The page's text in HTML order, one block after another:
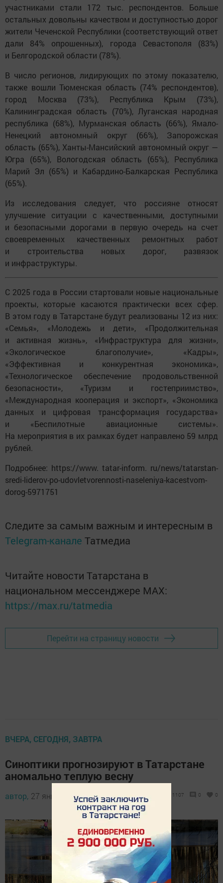
участниками стали 172 тыс. респондентов. Больше
остальных довольны качеством и доступностью дорог
жители Чеченской Республики (соответствующий ответ
дали 84% опрошенных), города Севастополя (83%)
и Белгородской области (78%).
В число регионов, лидирующих по этому показателю,
также вошли Тюменская область (74% респондентов),
город Москва (73%), Республика Крым (73%),
Калининградская область (70%), Луганская народная
республика (68%), Мурманская область (66%), Ямало-
Ненецкий автономный округ (66%), Запорожская
область (65%), Ханты-Мансийский автономный округ —
Югра (65%), Вологодская область (65%), Республика
Марий Эл (65%) и Кабардино-Балкарская Республика
(65%).
Из исследования следует, что россияне относят
улучшение ситуации с качественными, доступными
и безопасными дорогами в первую очередь на счет
своевременных качественных ремонтных работ
и строительства новых дорог, развязок
и инфраструктуры.
С 2025 года в России стартовали новые национальные
проекты, которые касаются практически всех сфер.
В этом году в Татарстане будут реализованы 12 из них:
«Семья», «Молодежь и дети», «Продолжительная
и активная жизнь», «Инфраструктура для жизни»,
«Экологическое благополучие», «Кадры»,
«Эффективная и конкурентная экономика»,
«Технологическое обеспечение продовольственной
безопасности», «Туризм и гостеприимство»,
«Международная кооперация и экспорт», «Экономика
данных и цифровая трансформация государства»
и «Беспилотные авиационные системы».
На мероприятия в их рамках будет направлено 59 млрд
рублей.
Подробнее: https://www. tatar-inform. ru/news/tatarstan-
sredi-liderov-po-udovletvorennosti-naseleniya-kacestvom-
dorog-5971751
Следите за самым важным и интересным в
Telegram-канале Татмедиа
Читайте новости Татарстана в
национальном мессенджере MАХ:
https://max.ru/tatmedia
Перейти на страницу новости
ВЧЕРА, СЕГОДНЯ, ЗАВТРА
Синоптики прогнозируют в Татарстане
аномально теплую весну
автор, 27 января 2025 - 15:00 1107 0 0